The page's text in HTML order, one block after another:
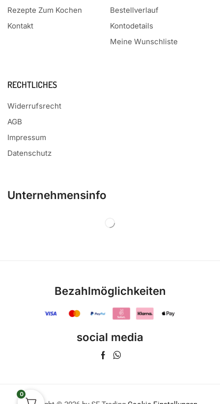
Rezepte Zum Kochen
Kontakt
Bestellverlauf
Kontodetails
Meine Wunschliste
RECHTLICHES
Widerrufsrecht
AGB
Impressum
Datenschutz
Unternehmensinfo
Bezahlmöglichkeiten
social media
0